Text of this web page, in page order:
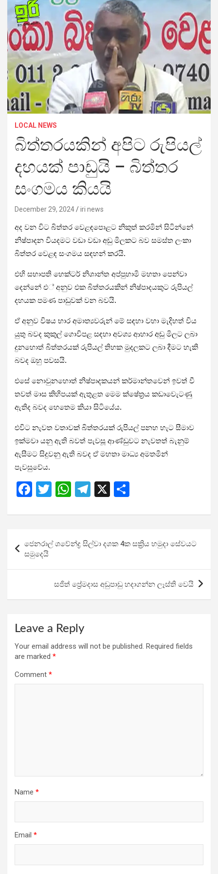
LOCAL NEWS
බිත්තරයකින් අපිට රුපියල්
දහයක් පාඩුයි – බිත්තර
සංගමය කියයි
December 29, 2024 iri news
අද වන විට බිත්තර වෙළඳපොළට නිකුත් කරමින් සිටින්නේ
නිෂ්පාදන වියදමට වඩා වඩා අඩු මිලකට බව සමස්ත ලංකා
බිත්තර වෙළඳ සංගමය සඳහන් කරයි.
එහි සභාපති හෙක්ටර් නිශාන්ත අප්පුහාමි මහතා පෙන්වා
දෙන්නේ එ් අනුව එක බිත්තරයකින් නිෂ්පාදයකුට රුපියල්
දහයක පමණ පාඩුවක් වන බවයි.
ඒ අනුව විෂය භාර අමාත්‍යවරුන් මේ සඳහා වහා මැදිහත් විය
යුතු බවද කුකුල් ගොවිපළ සඳහා අවශ්‍ය ආහාර අඩු මිලට ලබා
දුනහොත් බිත්තරයක් රුපියල් තිහක මුදලකට ලබා දීමට හැකි
බවද ඔහු පවසයි.
එසේ නොවුනහොත් නිෂ්පාදකයන් කර්මාන්තවෙන් ඉවත් වී
තවත් මාස කිහිපයක් ඇතුළත මෙම ක්ෂේත්‍රය කඩාවැෙටණු
ඇතිද බවද හෙතෙම කියා සිටියේය.
එවිට නැවත වතාවක් බිත්තරයක් රුපියල් පනහ හැට සීමාව
ඉක්මවා යනු ඇති බවත් පැවසූ ආණ්ඩුවට නැවතත් බැනුම්
ඇසීමට සිදුවනු ඇති බවද ඒ මහතා මාධ්‍ය අමතමින්
පැවසුවේය.
F
ce
b
o
o
T
tt
er
W
at
s
A
p
p
T
e
gr
a
m
X
ar
navigation
ජෙනරාල් ශවේන්ද්‍ර සිල්වා දශක 4ක සක්‍රිය හමුදා සේවයට
සමුදෙයි
සජිත් ප්‍රේමදාස අඩුපාඩු හදාගන්න ලෑස්ති වෙයි
Leave a Reply
Your email address will not be published. Required fields
are marked *
Comment *
Name *
Email *